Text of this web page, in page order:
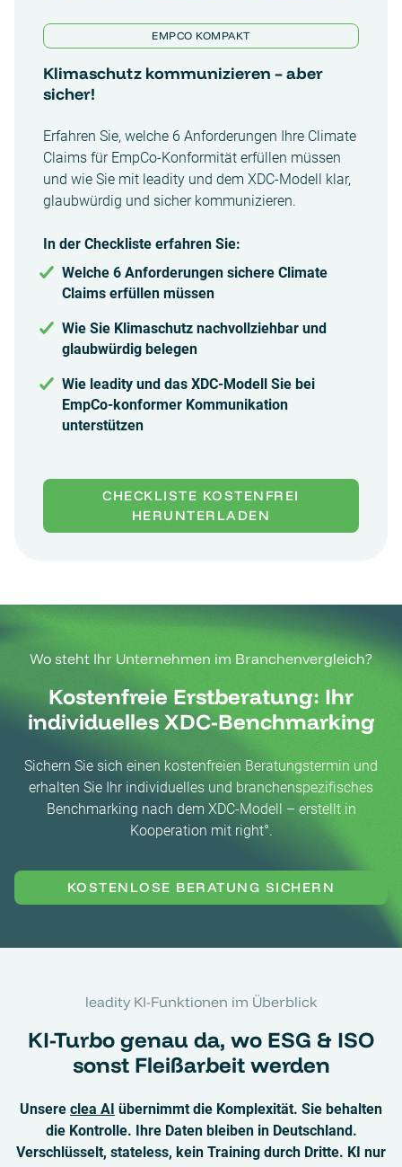
EMPCO KOMPAKT
Klimaschutz kommunizieren – aber
sicher!
Erfahren Sie, welche 6 Anforderungen Ihre Climate
Claims für EmpCo-Konformität erfüllen müssen
und wie Sie mit leadity und dem XDC-Modell klar,
glaubwürdig und sicher kommunizieren.
In der Checkliste erfahren Sie:
Welche 6 Anforderungen sichere Climate
Claims erfüllen müssen
Wie Sie Klimaschutz nachvollziehbar und
glaubwürdig belegen
Wie leadity und das XDC-Modell Sie bei
EmpCo-konformer Kommunikation
unterstützen
CHECKLISTE KOSTENFREI
HERUNTERLADEN
Wo steht Ihr Unternehmen im Branchenvergleich?
Kostenfreie Erstberatung: Ihr
individuelles XDC-Benchmarking
Sichern Sie sich einen kostenfreien Beratungstermin und
erhalten Sie Ihr individuelles und branchenspezifisches
Benchmarking nach dem XDC-Modell – erstellt in
Kooperation mit right°.
KOSTENLOSE BERATUNG SICHERN
leadity KI-Funktionen im Überblick
KI-Turbo genau da, wo ESG & ISO
sonst Fleißarbeit werden
Unsere clea AI übernimmt die Komplexität. Sie behalten
die Kontrolle. Ihre Daten bleiben in Deutschland.
Verschlüsselt, stateless, kein Training durch Dritte. KI nur